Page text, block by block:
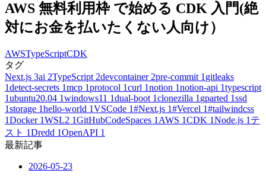
AWS 無料利用枠 で始める CDK 入門(絶
対にお金を払いたくない人向け）
AWSTypeScriptCDK
タグ
Next.js 3ai 2TypeScript 2devcontainer 2pre-commit 1 gitleaks
1detect-secrets 1mcp 1protocol 1curl 1notion 1notion-api 1typescript
1ubuntu20.04 1windows11 1dual-boot 1clonezilla 1 gparted 1ssd
1storage 1hello-world 1VSCode 1#Next.js 1#Vercel 1#tailwindcss
1Docker 1WSL2 1GitHubCodeSpaces 1 AWS 1CDK 1Node.js 1 テ
スト 1Dredd 1OpenAPI 1
最新記事
2026-05-23